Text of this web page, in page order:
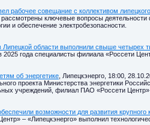
рабочее совещание с коллективом
ключевые вопросы
и обеспечение электробезопасности.
Липецкой области выполнили свыше четырех
2025 года специалисты филиала «Россети
об энергетике , Липецкэнерго, 18:00,
проекта Министерства энергетики
учреждений, филиал ПАО «Россети Центр»
возможности для развития крупного
– «Липецкэнерго» выполнил